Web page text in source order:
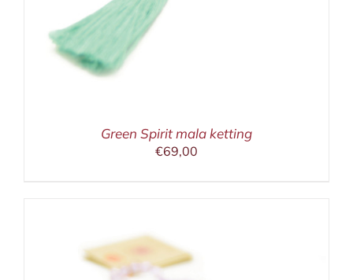
Green Spirit mala ketting
€69,00